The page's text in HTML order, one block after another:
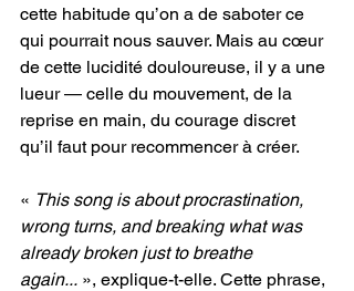
cette habitude qu’on a de saboter ce
qui pourrait nous sauver. Mais au cœur
de cette lucidité douloureuse, il y a une
lueur — celle du mouvement, de la
reprise en main, du courage discret
qu’il faut pour recommencer à créer.
« This song is about procrastination,
wrong turns, and breaking what was
already broken just to breathe
again... », explique-t-elle. Cette phrase,